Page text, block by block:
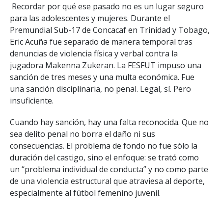
Recordar por qué ese pasado no es un lugar seguro
para las adolescentes y mujeres. Durante el
Premundial Sub-17 de Concacaf en Trinidad y Tobago,
Eric Acuña fue separado de manera temporal tras
denuncias de violencia física y verbal contra la
jugadora Makenna Zukeran. La FESFUT impuso una
sanción de tres meses y una multa económica. Fue
una sanción disciplinaria, no penal. Legal, sí. Pero
insuficiente.
Cuando hay sanción, hay una falta reconocida. Que no
sea delito penal no borra el daño ni sus
consecuencias. El problema de fondo no fue sólo la
duración del castigo, sino el enfoque: se trató como
un “problema individual de conducta” y no como parte
de una violencia estructural que atraviesa al deporte,
especialmente al fútbol femenino juvenil.